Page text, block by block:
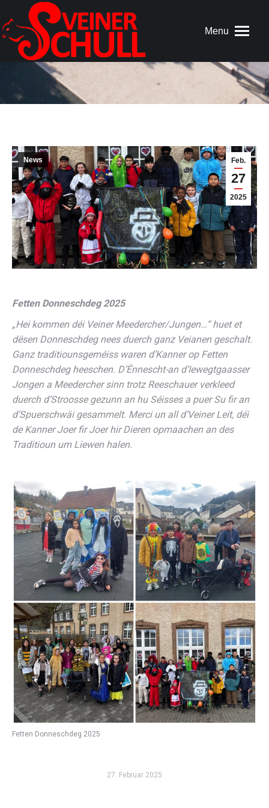
Menu
Feb.
27
2025
News
Fetten Donneschdeg 2025
„Hei kommen déi Veiner Meedercher/Jungen…“ huet et
dësen Donneschdeg nees duerch ganz Veianen geschalt.
Ganz traditiounsgeméiss waren d’Kanner op Fetten
Donneschdeg heeschen. D’Ënnescht-an d’Iewegtgaasser
Jongen a Meedercher sinn trotz Reeschauer verkleed
duerch d’Stroosse gezunn an hu Séisses a puer Su fir an
d’Spuerschwäi gesammelt. Merci un all d’Veiner Leit, déi
de Kanner Joer fir Joer hir Dieren opmaachen an des
Traditioun um Liewen halen.
Fetten Donneschdeg 2025
27. Februar 2025